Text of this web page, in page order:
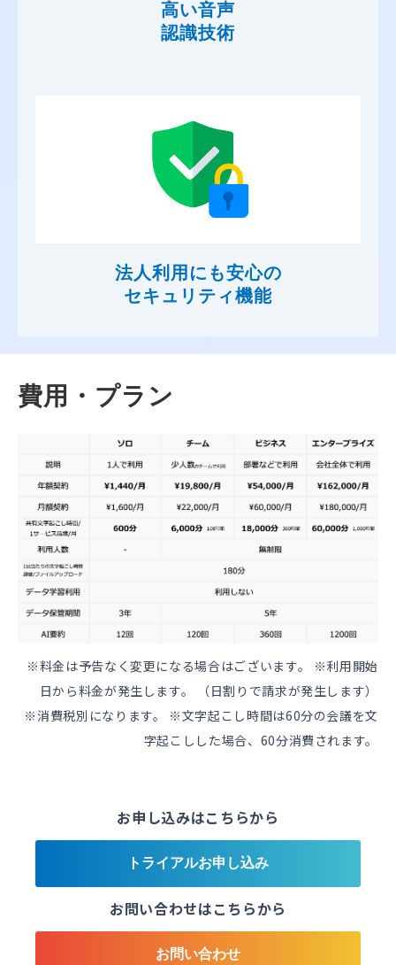
高い音声
認識技術
法人利用にも安心の
セキュリティ機能
費用・プラン
※料金は予告なく変更になる場合はございます。 ※利用開始
日から料金が発生します。 （日割りで請求が発生します）​
※消費税別になります。 ※文字起こし時間は60分の会議を文
字起こしした場合、60分消費されます。​
お申し込みはこちらから
トライアルお申し込み
お問い合わせはこちらから
お問い合わせ